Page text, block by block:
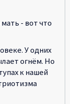
- вот что
У одних
огнём. Но
к нашей